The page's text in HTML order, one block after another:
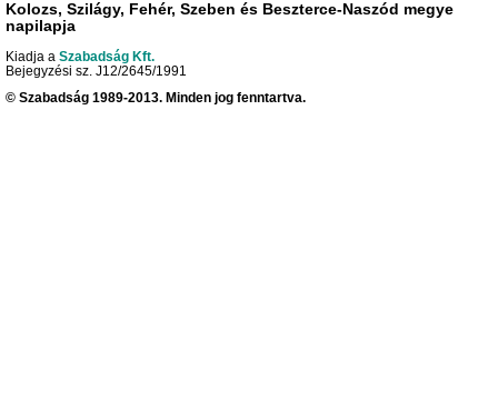
Kolozs, Szilágy, Fehér, Szeben és Beszterce-Naszód megye
napilapja
Kiadja a Szabadság Kft.
Bejegyzési sz. J12/2645/1991
© Szabadság 1989-2013. Minden jog fenntartva.